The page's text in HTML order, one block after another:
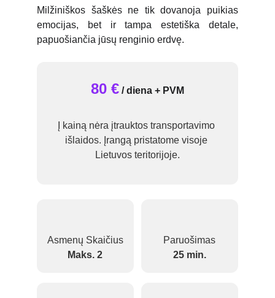
Milžiniškos šaškės ne tik dovanoja puikias
emocijas, bet ir tampa estetiška detale,
papuošiančia jūsų renginio erdvę.
80 € / diena + PVM
Į kainą nėra įtrauktos transportavimo
išlaidos. Įrangą pristatome visoje
Lietuvos teritorijoje.
Asmenų Skaičius
Maks. 2
Paruošimas
25 min.